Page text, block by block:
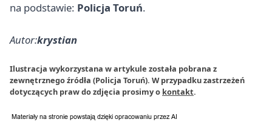
na podstawie: Policja Toruń.
Autor:krystian
Ilustracja wykorzystana w artykule została pobrana z
zewnętrznego źródła (Policja Toruń). W przypadku zastrzeżeń
dotyczących praw do zdjęcia prosimy o kontakt.